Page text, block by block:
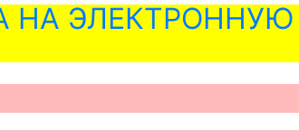
НА ЭЛЕКТРОННУЮ